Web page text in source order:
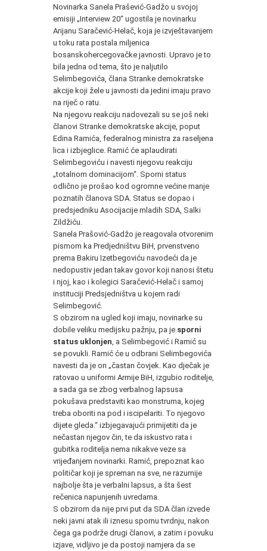
Novinarka Sanela Prašević-Gadžo u svojoj
emisiji „Interview 20“ ugostila je novinarku
Arijanu Saračević-Helač, koja je izvještavanjem
u toku rata postala miljenica
bosanskohercegovačke javnosti. Upravo je to
bila jedna od tema, što je naljutilo
Selimbegovića, člana Stranke demokratske
akcije koji žele u javnosti da jedini imaju pravo
na riječ o ratu.
Na njegovu reakciju nadovezali su se još neki
članovi Stranke demokratske akcije, poput
Edina Ramića, federalnog ministra za raseljena
lica i izbjeglice. Ramić će aplaudirati
Selimbegoviću i navesti njegovu reakciju
„totalnom dominacijom“. Sporni status
odlično je prošao kod ogromne većine manje
poznatih članova SDA. Status se dopao i
predsjedniku Asocijacije mladih SDA, Salki
Zildžiću.
Sanela Prašović-Gadžo je reagovala otvorenim
pismom ka Predjedništvu BiH, prvenstveno
prema Bakiru Izetbegoviću navodeći da je
nedopustiv jedan takav govor koji nanosi štetu
i njoj, kao i kolegici Saračević-Helač i samoj
instituciji Predsjedništva u kojem radi
Selimbegović.
S obzirom na ugled koji imaju, novinarke su
dobile veliku medijsku pažnju, pa je sporni
status uklonjen , a Selimbegović i Ramić su
se povukli. Ramić će u odbrani Selimbegovića
navesti da je on „častan čovjek. Kao dječak je
ratovao u uniformi Armije BiH, izgubio roditelje,
a sada ga se zbog verbalnog lapsusa
pokušava predstaviti kao monstruma, kojeg
treba oboriti na pod i iscipelariti. To njegovo
dijete gleda.“ izbjegavajući primijetiti da je
nečastan njegov čin, te da iskustvo rata i
gubitka roditelja nema nikakve veze sa
vrijeđanjem novinarki. Ramić, prepoznat kao
političar koji je spreman na sve, ne razumije
najbolje šta je verbalni lapsus, a šta šest
rečenica napunjenih uvredama.
S obzirom da nije prvi put da SDA član izvede
neki javni atak ili iznesu spornu tvrdnju, nakon
čega ga podrže drugi članovi, a zatim i povuku
izjave, vidljivo je da postoji namjera da se